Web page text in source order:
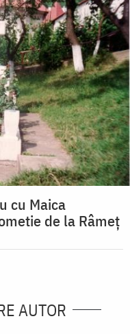
cu Maica
de la Râmeț
AUTOR